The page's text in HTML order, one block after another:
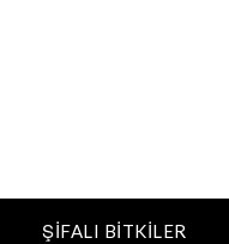
ŞIFALI BITKILER